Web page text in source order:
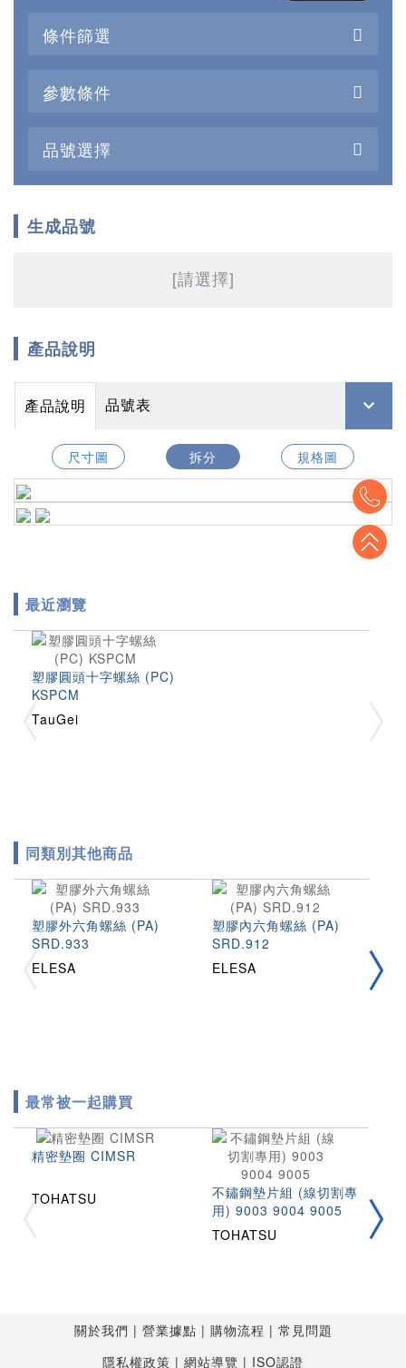
條件篩選
參數條件
品號選擇
生成品號
[請選擇]
產品說明
產品說明 品號表
尺寸圖 拆分 規格圖
最近瀏覽
塑膠圓頭十字螺絲 (PC)
KSPCM
TauGei
同類別其他商品
塑膠外六角螺絲 (PA)
SRD.933
ELESA
塑膠內六角螺絲 (PA)
SRD.912
ELESA
最常被一起購買
精密墊圈 CIMSR
TOHATSU
不鏽鋼墊片組 (線切割專
用) 9003 9004 9005
TOHATSU
關於我們 營業據點 購物流程
常見問題
隱私權政策
網站導覽 ISO認證